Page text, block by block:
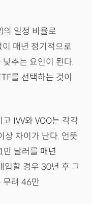
의 일정 비율로
매년 정기적으로
추는 요인이 된다.
를 선택하는 것이
IVV와 VOO는 각각
상 차이가 난다. 언뜻
달러를 매년
입할 경우 30년 후 그
무려 46만